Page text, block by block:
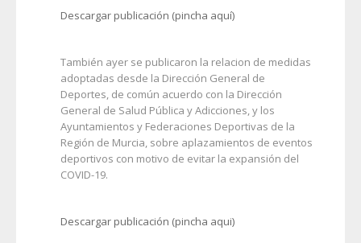
Descargar publicación (pincha aquí)
También ayer se publicaron la relacion de medidas
adoptadas desde la Dirección General de
Deportes, de común acuerdo con la Dirección
General de Salud Pública y Adicciones, y los
Ayuntamientos y Federaciones Deportivas de la
Región de Murcia, sobre aplazamientos de eventos
deportivos con motivo de evitar la expansión del
COVID-19.
Descargar publicación (pincha aqui)